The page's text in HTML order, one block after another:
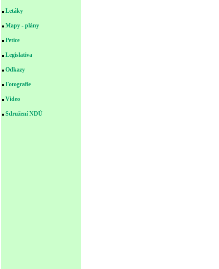
Letáky
Mapy - plány
Petice
Legislativa
Odkazy
Fotografie
Video
Sdružení NDÚ